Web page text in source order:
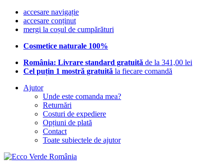
accesare navigație
accesare conținut
mergi la coșul de cumpărături
Cosmetice naturale 100%
România: Livrare standard gratuită de la 341,00 lei
Cel puțin 1 mostră gratuită la fiecare comandă
Ajutor
Unde este comanda mea?
Returnări
Costuri de expediere
Opțiuni de plată
Contact
Toate subiectele de ajutor